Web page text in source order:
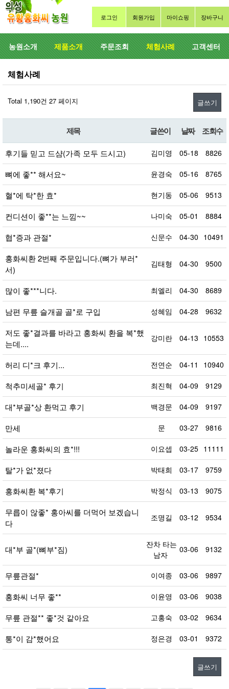
로그인 회원가입 마이쇼핑 장바구니
농원소개 제품소개 주문조회 체험사례 고객센터
체험사례
Total 1,190건 27 페이지 글쓰기
제목 글쓴이 날짜 조회수
후기들 믿고 드샴(가족 모두 드시고) 김미영 05-18 8826
뼈에 좋** 해서요~ 윤경숙 05-16 8765
혈*에 탁*한 효* 현기동 05-06 9513
컨디션이 좋**는 느낌~~ 나미숙 05-01 8884
협*증과 관절* 신문수 04-30 10491
홍화씨환 2번째 주문입니다.(뼈가 부러*
서)
김태형 04-30 9500
많이 좋***니다. 최엘리 04-30 8689
남편 무릎 슬개골 골*로 구입 성혜임 04-28 9632
저도 좋*결과를 바라고 홍화씨 환을 복*했
는데....
강미란 04-13 10553
허리 디*크 후기... 전연순 04-11 10940
척추미세골* 후기 최진혁 04-09 9129
대*부골*상 환먹고 후기 백경문 04-09 9197
만세 문 03-27 9816
놀라운 홍화씨의 효*!!! 이요셉 03-25 11111
탈*가 없*졌다 박태희 03-17 9759
홍화씨환 복*후기 박정식 03-13 9075
무릅이 않좋* 홍아씨를 더먹어 보겠습니
다
조명길 03-12 9534
대*부 골*(뼈부*짐)
잔차 타는
남자
03-06 9132
무릎관절* 이여종 03-06 9897
홍화씨 너무 좋** 이윤영 03-06 9038
무릎 관절** 좋*것 같아요 고홍숙 03-02 9634
통*이 감*했어요 정은경 03-01 9372
글쓰기